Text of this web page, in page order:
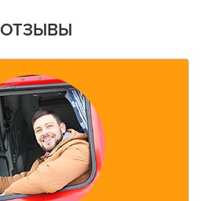
ОТЗЫВЫ